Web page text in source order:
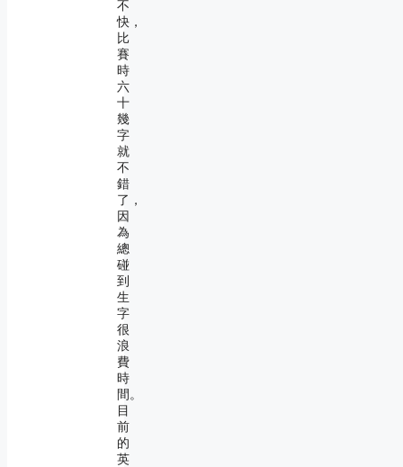
不
快，
比
賽
時
六
十
幾
字
就
不
錯
了，
因
為
總
碰
到
生
字
很
浪
費
時
間。
目
前
的
英